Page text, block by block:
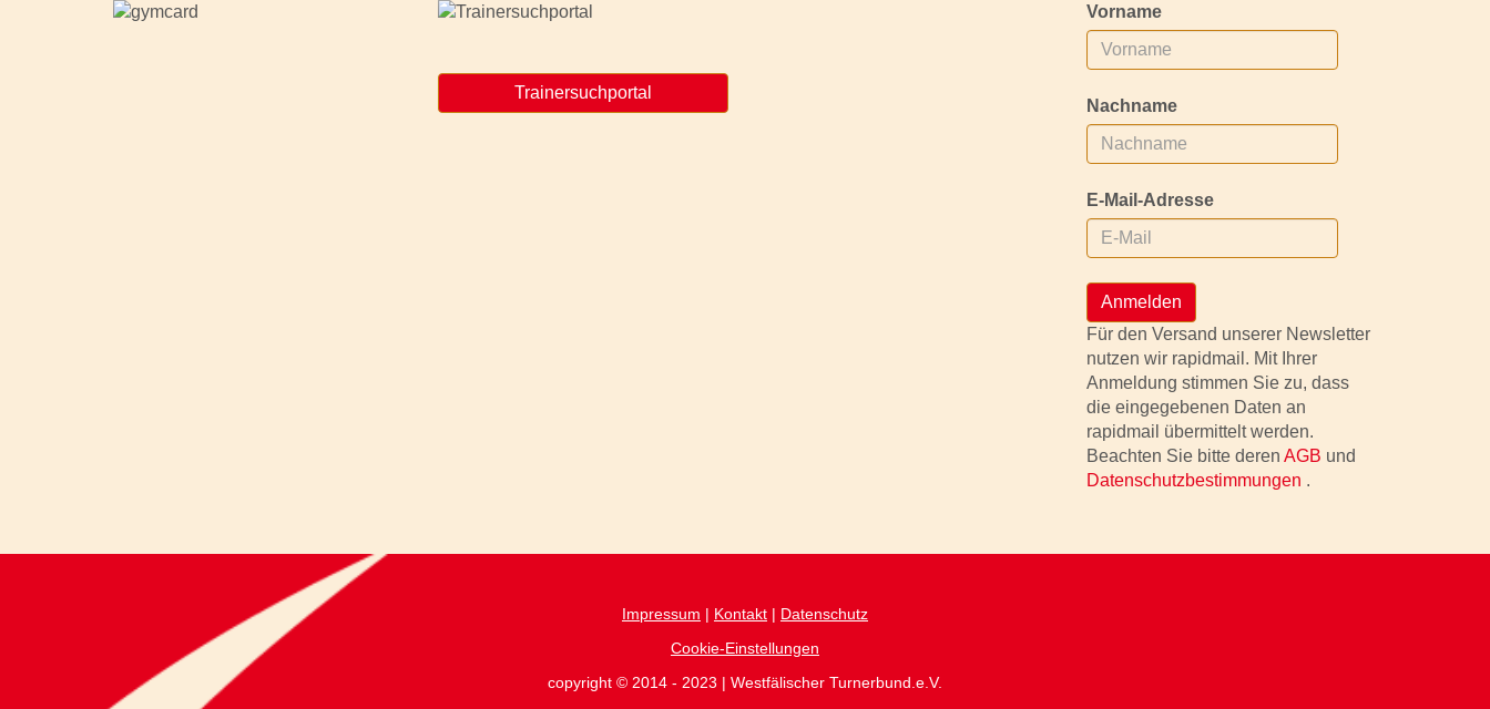
Trainersuchportal
Vorname
Nachname
E-Mail-Adresse
Anmelden
Für den Versand unserer Newsletter
nutzen wir rapidmail. Mit Ihrer
Anmeldung stimmen Sie zu, dass
die eingegebenen Daten an
rapidmail übermittelt werden.
Beachten Sie bitte deren AGB und
Datenschutzbestimmungen .
Impressum | Kontakt | Datenschutz
Cookie-Einstellungen
copyright © 2014 - 2023 | Westfälischer Turnerbund.e.V.